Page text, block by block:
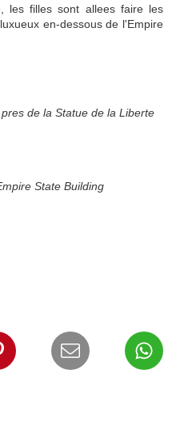
les filles sont allees faire les
en-dessous de l'Empire
de la Statue de la Liberte
State Building